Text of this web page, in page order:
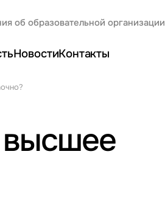
об образовательной организации
НовостиКонтакты